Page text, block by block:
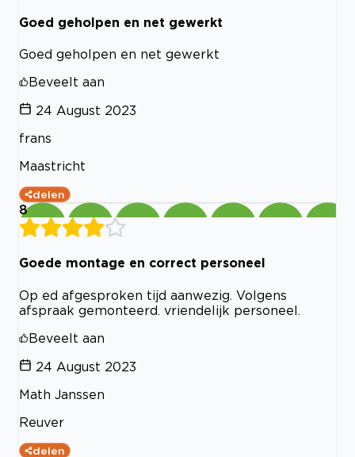
Goed geholpen en net gewerkt
Goed geholpen en net gewerkt
Beveelt aan
24 August 2023
frans
Maastricht
delen
8
Goede montage en correct personeel
Op ed afgesproken tijd aanwezig. Volgens
afspraak gemonteerd. vriendelijk personeel.
Beveelt aan
24 August 2023
Math Janssen
Reuver
delen